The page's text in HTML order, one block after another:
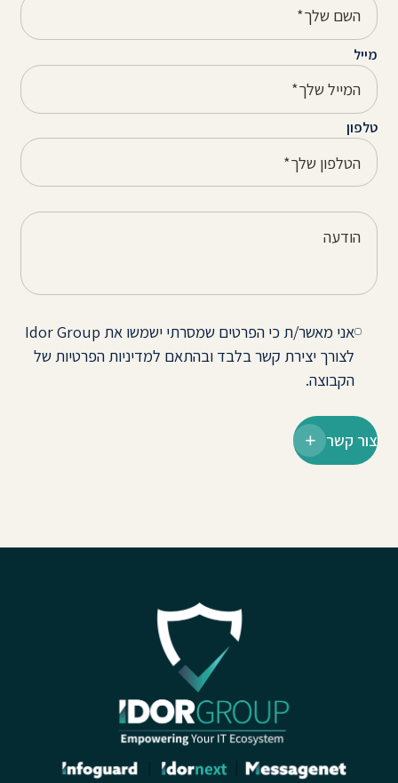
מייל
טלפון
אני מאשר/ת כי הפרטים שמסרתי ישמשו את Idor Group
לצורך יצירת קשר בלבד ובהתאם למדיניות הפרטיות של
הקבוצה.
צור קשר